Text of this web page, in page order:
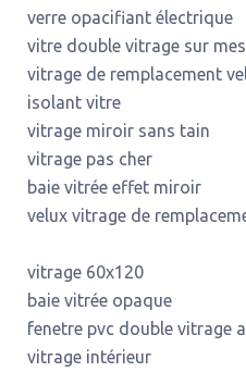
verre opacifiant électrique
vitre double vitrage sur
vitrage de remplacement
isolant vitre
vitrage miroir sans tain
vitrage pas cher
baie vitrée effet miroir
velux vitrage de
vitrage 60x120
baie vitrée opaque
fenetre pvc double vitrage
vitrage intérieur